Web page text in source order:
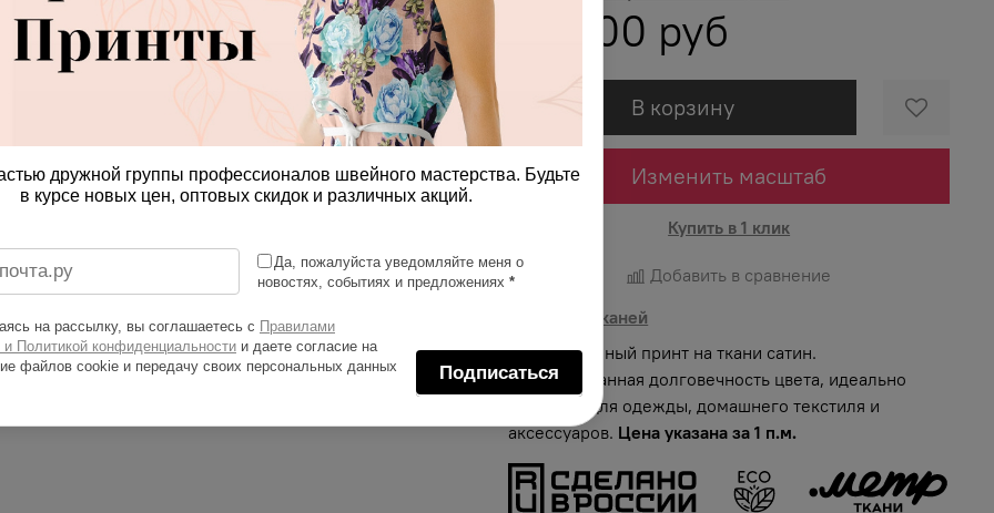
766.00 руб
В корзину
Изменить масштаб
Купить в 1 клик
Добавить в сравнение
Описание тканей
Яркий и сочный принт на ткани сатин.
Гарантированная долговечность цвета, идеально
подходит для одежды, домашнего текстиля и
аксессуаров. Цена указана за 1 п.м.
дружной группы профессионалов швейного мастерства. Будьте
в курсе новых цен, оптовых скидок и различных акций.
Да, пожалуйста уведомляйте меня о
новостях, событиях и предложениях *
на рассылку, вы соглашаетесь с Правилами
и Политикой конфиденциальности и даете согласие на
файлов cookie и передачу своих персональных данных
Подписаться